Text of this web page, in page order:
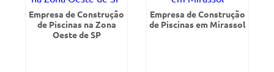
Empresa de Construção
de Piscinas na Zona
Oeste de SP
Empresa de Construção
de Piscinas em Mirassol